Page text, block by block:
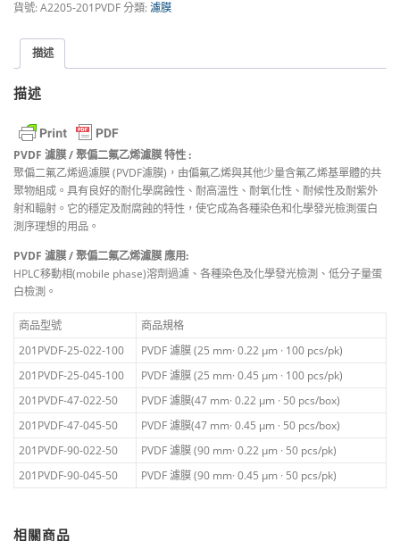
貨號:A2205-201PVDF分類:濾膜
描述
描述
PVDF 濾膜 / 聚偏二氟乙烯濾膜 特性 :
聚偏二氟乙烯過濾膜 (PVDF濾膜)，由偏氟乙烯與其他少量含氟乙烯基單體的共
聚物組成。具有良好的耐化學腐蝕性、耐高溫性、耐氧化性、耐候性及耐紫外
射和輻射。它的穩定及耐腐蝕的特性，使它成為各種染色和化學發光檢測蛋白
測序理想的用品。
PVDF 濾膜 / 聚偏二氟乙烯濾膜 應用:
HPLC移動相(mobile phase)溶劑過濾、各種染色及化學發光檢測、低分子量蛋
白檢測。
商品型號
商品規格
201PVDF-25-022-100
PVDF 濾膜 (25 mm· 0.22 μm · 100 pcs/pk)
201PVDF-25-045-100
PVDF 濾膜 (25 mm· 0.45 μm · 100 pcs/pk)
201PVDF-47-022-50
PVDF 濾膜(47 mm· 0.22 μm · 50 pcs/box)
201PVDF-47-045-50
PVDF 濾膜(47 mm· 0.45 μm · 50 pcs/box)
201PVDF-90-022-50
PVDF 濾膜 (90 mm· 0.22 μm · 50 pcs/pk)
201PVDF-90-045-50
PVDF 濾膜 (90 mm· 0.45 μm · 50 pcs/pk)
相關商品